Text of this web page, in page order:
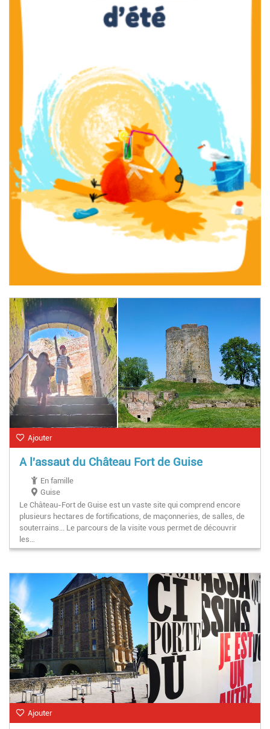
Ajouter
A l'assaut du Château Fort de Guise
En famille
Guise
Le Château-Fort de Guise est un vaste site qui comprend encore
plusieurs hectares de fortifications, de maçonneries, de salles, de
souterrains... Le parcours de la visite vous permet de découvrir
les…
Ajouter